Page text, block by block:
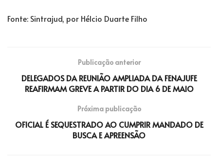
Fonte: Sintrajud, por Hélcio Duarte Filho
Publicação anterior
DELEGADOS DA REUNIÃO AMPLIADA DA FENAJUFE
REAFIRMAM GREVE A PARTIR DO DIA 6 DE MAIO
Próxima publicação
OFICIAL É SEQUESTRADO AO CUMPRIR MANDADO DE
BUSCA E APREENSÃO